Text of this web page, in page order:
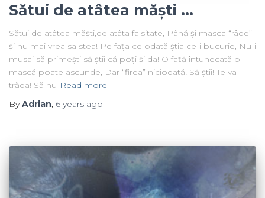
Sătui de atâtea măști …
Sătui de atâtea măști,de atâta falsitate, Până și masca “râde”
și nu mai vrea sa stea! Pe fața ce odată știa ce-i bucurie, Nu-i
musai să primești să știi că poți și da! O față întunecată o
mască poate ascunde, Dar “firea” niciodată! Să știi! Te va
trăda! Să nu Read more
ByAdrian, 6 years ago